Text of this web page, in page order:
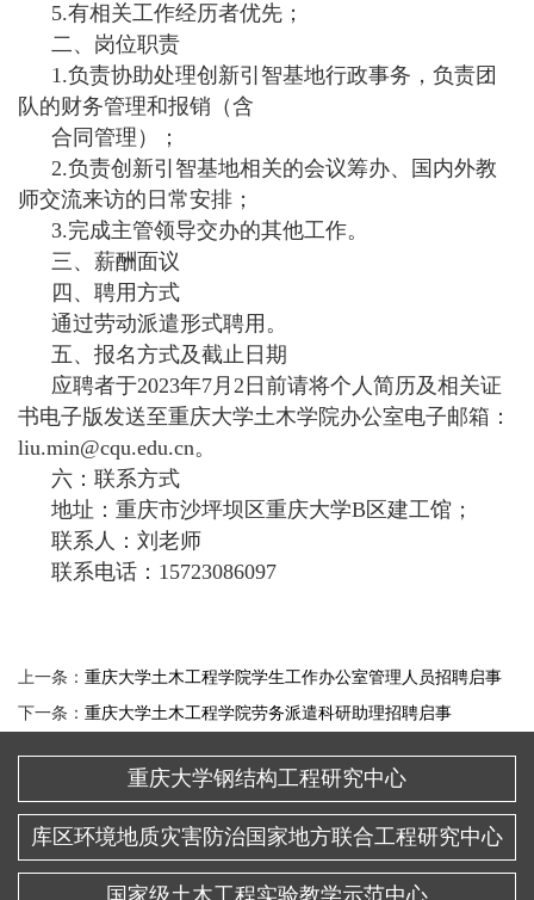
5.有相关工作经历者优先；
二、岗位职责
1.负责协助处理创新引智基地行政事务，负责团
队的财务管理和报销（含
合同管理）；
2.负责创新引智基地相关的会议筹办、国内外教
师交流来访的日常安排；
3.完成主管领导交办的其他工作。
三、薪酬面议
四、聘用方式
通过劳动派遣形式聘用。
五、报名方式及截止日期
应聘者于2023年7月2日前请将个人简历及相关证
书电子版发送至重庆大学土木学院办公室电子邮箱：
liu.min@cqu.edu.cn。
六：联系方式
地址：重庆市沙坪坝区重庆大学B区建工馆；
联系人：刘老师
联系电话：15723086097
上一条： 重庆大学土木工程学院学生工作办公室管理人员招聘启事
下一条： 重庆大学土木工程学院劳务派遣科研助理招聘启事
重庆大学钢结构工程研究中心
库区环境地质灾害防治国家地方联合工程研究中心